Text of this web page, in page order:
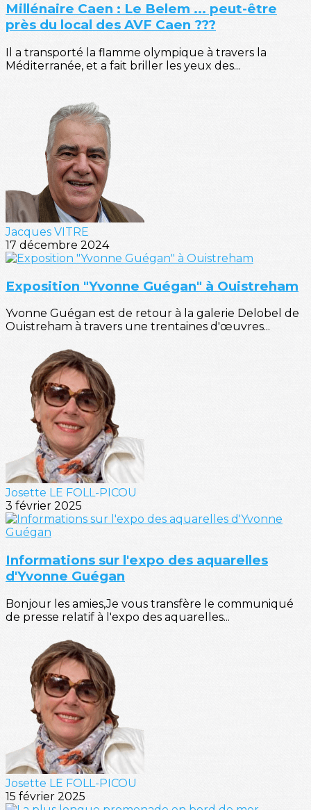
Millénaire Caen : Le Belem ... peut-être
près du local des AVF Caen ???
Il a transporté la flamme olympique à travers la
Méditerranée, et a fait briller les yeux des...
Jacques VITRE
17 décembre 2024
Exposition "Yvonne Guégan" à Ouistreham
Yvonne Guégan est de retour à la galerie Delobel de
Ouistreham à travers une trentaines d'œuvres...
Josette LE FOLL-PICOU
3 février 2025
Informations sur l'expo des aquarelles
d'Yvonne Guégan
Bonjour les amies,Je vous transfère le communiqué
de presse relatif à l'expo des aquarelles...
Josette LE FOLL-PICOU
15 février 2025